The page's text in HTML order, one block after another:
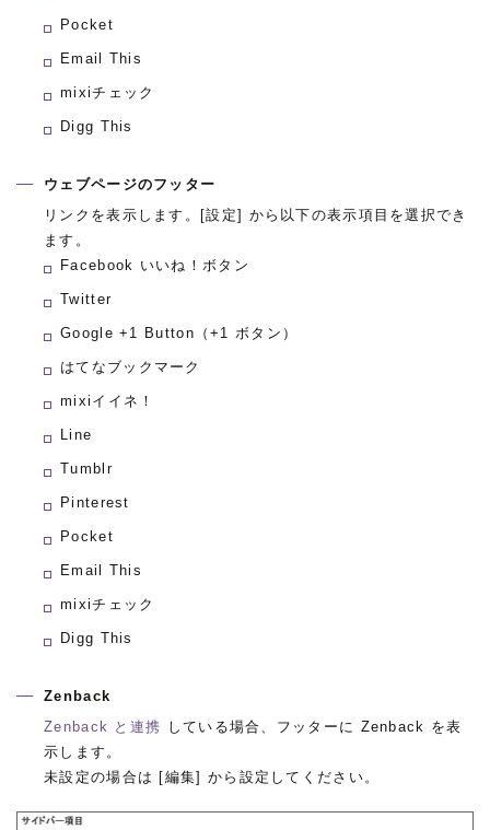
Pocket
Email This
mixiチェック
Digg This
ウェブページのフッター
リンクを表示します。[設定] から以下の表示項目を選択でき
ます。
Facebook いいね！ボタン
Twitter
Google +1 Button（+1 ボタン）
はてなブックマーク
mixiイイネ！
Line
Tumblr
Pinterest
Pocket
Email This
mixiチェック
Digg This
Zenback
Zenback と連携 している場合、フッターに Zenback を表
示します。
未設定の場合は [編集] から設定してください。